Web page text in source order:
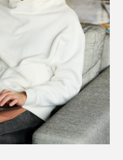
も登場します
が“出現”して、ノートパ
入ります。